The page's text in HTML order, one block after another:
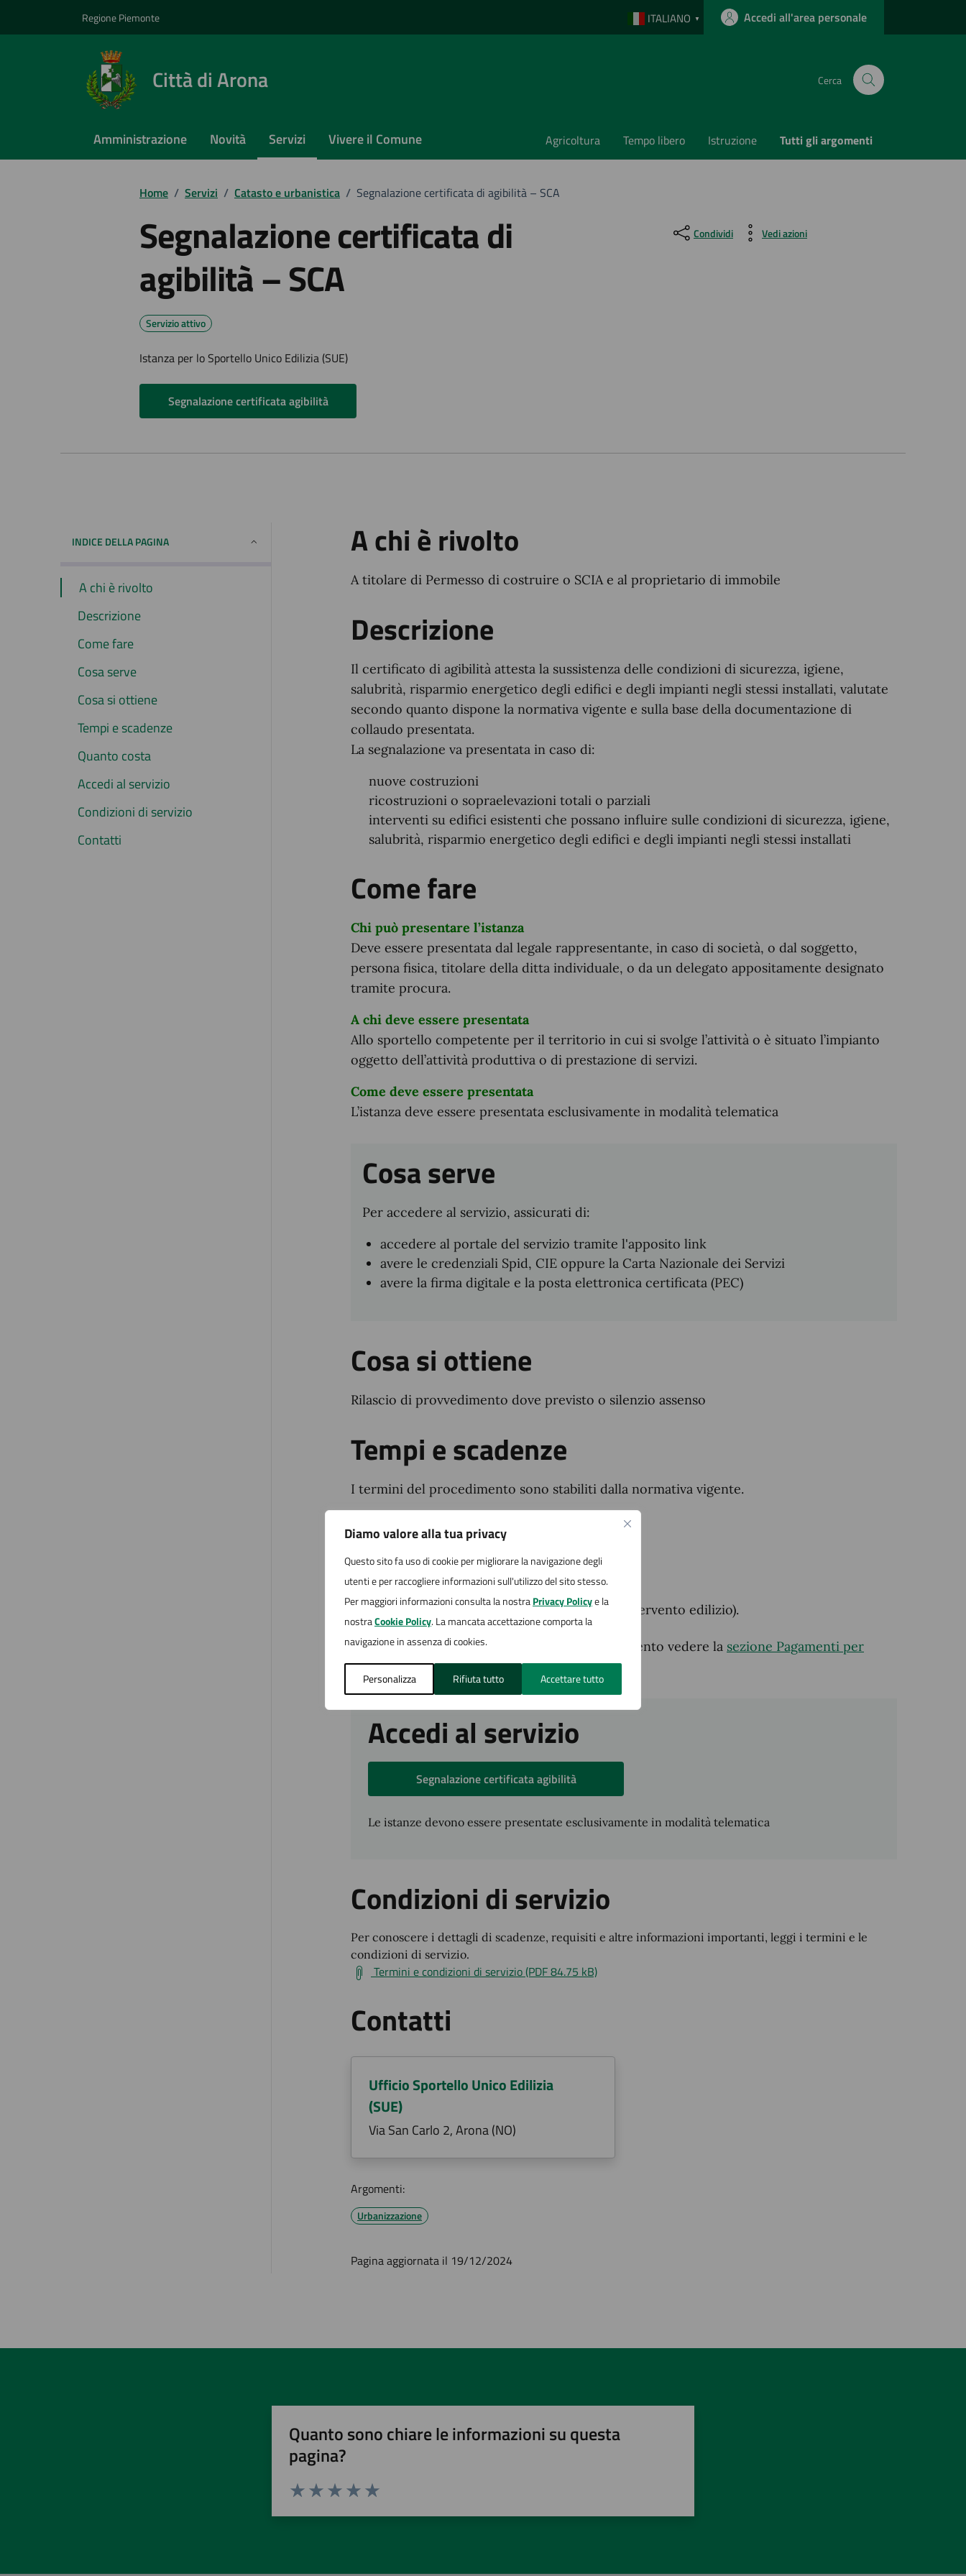
Diamo valore alla tua privacy
Questo sito fa uso di cookie per migliorare la navigazione degli
utenti e per raccogliere informazioni sull'utilizzo del sito stesso.
Per maggiori informazioni consulta la nostraPrivacy Policye la
nostraCookie Policy. La mancata accettazione comporta la
navigazione in assenza di cookies.
Personalizza Rifiuta tutto Accettare tutto
Regione Piemonte ITALIANO ▼ Accedi all'area personale
Città di Arona Cerca
Amministrazione Novità Servizi Vivere il Comune Agricoltura Tempo libero Istruzione Tutti gli argomenti
Home / Servizi / Catasto e urbanistica / Segnalazione certificata di agibilità – SCA
Segnalazione certificata di
agibilità – SCA
Servizio attivo
Istanza per lo Sportello Unico Edilizia (SUE)
Segnalazione certificata agibilità
Condividi Vedi azioni
INDICE DELLA PAGINA
A chi è rivolto
Descrizione
Come fare
Cosa serve
Cosa si ottiene
Tempi e scadenze
Quanto costa
Accedi al servizio
Condizioni di servizio
Contatti
A chi è rivolto
A titolare di Permesso di costruire o SCIA e al proprietario di immobile
Descrizione
Il certificato di agibilità attesta la sussistenza delle condizioni di sicurezza, igiene,
salubrità, risparmio energetico degli edifici e degli impianti negli stessi installati, valutate
secondo quanto dispone la normativa vigente e sulla base della documentazione di
collaudo presentata.
La segnalazione va presentata in caso di:
nuove costruzioni
ricostruzioni o sopraelevazioni totali o parziali
interventi su edifici esistenti che possano influire sulle condizioni di sicurezza, igiene,
salubrità, risparmio energetico degli edifici e degli impianti negli stessi installati
Come fare
Chi può presentare l’istanza
Deve essere presentata dal legale rappresentante, in caso di società, o dal soggetto,
persona fisica, titolare della ditta individuale, o da un delegato appositamente designato
tramite procura.
A chi deve essere presentata
Allo sportello competente per il territorio in cui si svolge l’attività o è situato l’impianto
oggetto dell’attività produttiva o di prestazione di servizi.
Come deve essere presentata
L’istanza deve essere presentata esclusivamente in modalità telematica
Cosa serve
Per accedere al servizio, assicurati di:
accedere al portale del servizio tramite l'apposito link
avere le credenziali Spid, CIE oppure la Carta Nazionale dei Servizi
avere la firma digitale e la posta elettronica certificata (PEC)
Cosa si ottiene
Rilascio di provvedimento dove previsto o silenzio assenso
Tempi e scadenze
I termini del procedimento sono stabiliti dalla normativa vigente.
Quanto costa
I costi per avviare l’istanza sono composti da:
diritti di segreteria (in relazione al tipo di intervento edilizio).
Per informazioni riguardo la modalità di pagamento vedere la sezione Pagamenti per
l'Edilizia (SUE).
Accedi al servizio
Segnalazione certificata agibilità
Le istanze devono essere presentate esclusivamente in modalità telematica
Condizioni di servizio
Per conoscere i dettagli di scadenze, requisiti e altre informazioni importanti, leggi i termini e le
condizioni di servizio.
Termini e condizioni di servizio (PDF 84.75 kB)
Contatti
Ufficio Sportello Unico Edilizia
(SUE)
Via San Carlo 2, Arona (NO)
Argomenti:
Urbanizzazione
Pagina aggiornata il 19/12/2024
Quanto sono chiare le informazioni su questa
pagina?